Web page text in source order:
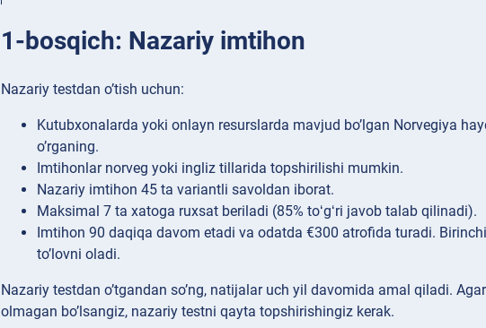
1-bosqich: Nazariy imtihon
Nazariy testdan o’tish uchun:
Kutubxonalarda yoki onlayn resurslarda mavjud bo’lgan Norvegiya
o’rganing.
Imtihonlar norveg yoki ingliz tillarida topshirilishi mumkin.
Nazariy imtihon 45 ta variantli savoldan iborat.
Maksimal 7 ta xatoga ruxsat beriladi (85% toʻgʻri javob talab qilinadi).
Imtihon 90 daqiqa davom etadi va odatda €300 atrofida turadi.
to’lovni oladi.
Nazariy testdan o’tgandan so’ng, natijalar uch yil davomida amal qiladi.
olmagan bo’lsangiz, nazariy testni qayta topshirishingiz kerak.